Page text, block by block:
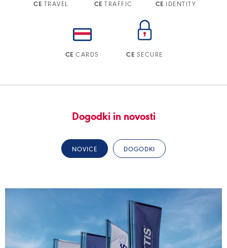
CE TRAVEL CE TRAFFIC CE IDENTITY
CE CARDS CE SECURE
Dogodki in novosti
NOVICE DOGODKI